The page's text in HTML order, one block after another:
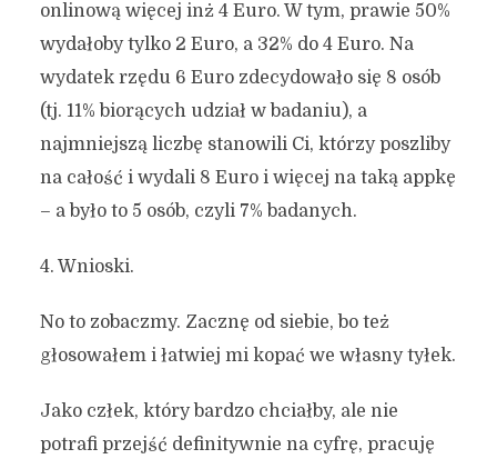
onlinową więcej inż 4 Euro. W tym, prawie 50%
wydałoby tylko 2 Euro, a 32% do 4 Euro. Na
wydatek rzędu 6 Euro zdecydowało się 8 osób
(tj. 11% biorących udział w badaniu), a
najmniejszą liczbę stanowili Ci, którzy poszliby
na całość i wydali 8 Euro i więcej na taką appkę
– a było to 5 osób, czyli 7% badanych.
4. Wnioski.
No to zobaczmy. Zacznę od siebie, bo też
głosowałem i łatwiej mi kopać we własny tyłek.
Jako człek, który bardzo chciałby, ale nie
potrafi przejść definitywnie na cyfrę, pracuję